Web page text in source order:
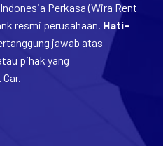
Perkasa (Wira Rent
resmi perusahaan. Hati-
jawab atas
pihak yang